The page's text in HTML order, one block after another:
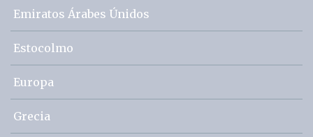
Emiratos Árabes Únidos
Estocolmo
Europa
Grecia